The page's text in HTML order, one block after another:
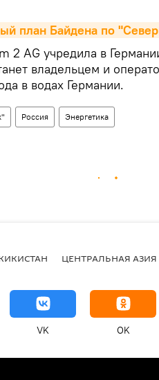
план Байдена по
2 AG учредила в
владельцем и
в водах Германии.
Россия Энергетика
ЦЕНТРАЛЬНАЯ АЗИЯ
VK OK